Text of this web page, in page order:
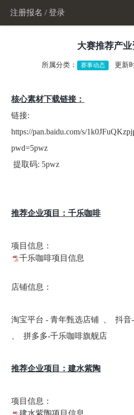
注册报名 / 登录
大赛推荐产
所属分类： 赛事动态 更新
核心素材下载链接：
链接:
https://pan.baidu.com/s/
pwd=5pwz
提取码: 5pwz
推荐企业项目：千乐咖啡
项目信息：
千乐咖啡项目信息
店铺信息：
淘宝平台 - 青年甄选店铺 、抖音
、拼多多-千乐咖啡旗舰店
推荐企业项目：建水紫陶
项目信息：